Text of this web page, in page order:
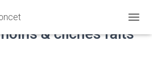
É
& clichés faits